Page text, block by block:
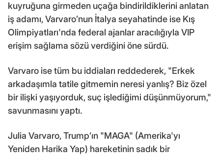
kuyruğuna girmeden uçağa bindirildiklerini anlatan
iş adamı, Varvaro’nun İtalya seyahatinde ise Kış
Olimpiyatları'nda federal ajanlar aracılığıyla VIP
erişim sağlama sözü verdiğini öne sürdü.
Varvaro ise tüm bu iddiaları reddederek, "Erkek
arkadaşımla tatile gitmemin neresi yanlış? Biz özel
bir ilişki yaşıyorduk, suç işlediğimi düşünmüyorum,"
savunmasını yaptı.
Julia Varvaro, Trump’ın "MAGA" (Amerika'yı
Yeniden Harika Yap) hareketinin sadık bir